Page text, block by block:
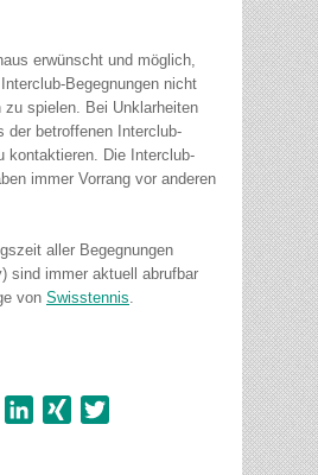
erwünscht und möglich,
Begegnungen nicht
zu spielen. Bei Unklarheiten
der betroffenen Interclub-
kontaktieren. Die Interclub-
immer Vorrang vor anderen
aller Begegnungen
sind immer aktuell abrufbar
von Swisstennis.
FacebookLinkedIn
XING